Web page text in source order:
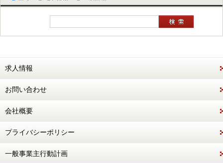
求人情報
お問い合わせ
会社概要
プライバシーポリシー
一般事業主行動計画